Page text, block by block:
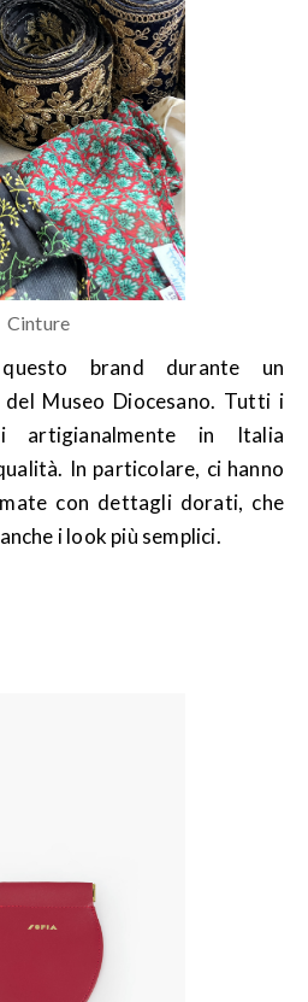
Cinture
brand durante un
Museo Diocesano. Tutti i
artigianalmente in Italia
In particolare, ci hanno
con dettagli dorati, che
i look più semplici.